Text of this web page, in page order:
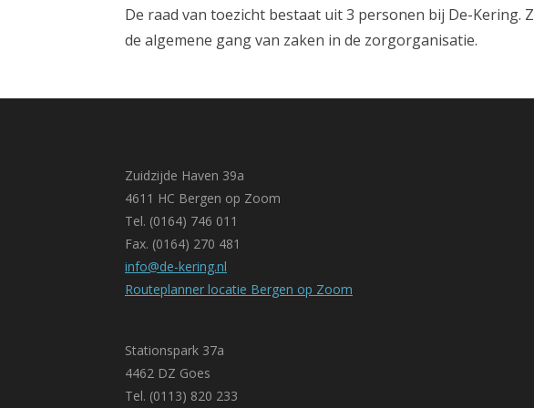
De raad van toezicht bestaat uit 3 personen bij De-
de algemene gang van zaken in de zorgorganisatie.
Zuidzijde Haven 39a
4611 HC Bergen op Zoom
Tel. (0164) 746 011
Fax. (0164) 270 481
info@de-kering.nl
Routeplanner locatie Bergen op Zoom
Stationspark 37a
4462 DZ Goes
Tel. (0113) 820 233